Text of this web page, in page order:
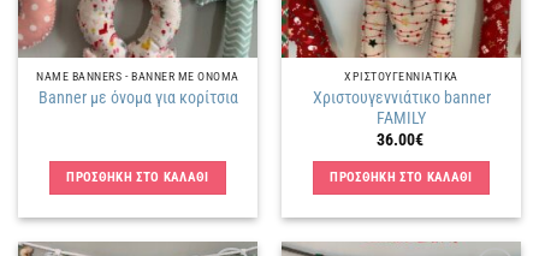
NAME BANNERS - BANNER ΜΕ ΟΝΟΜΑ
Banner με όνομα για κορίτσια
ΠΡΟΣΘΗΚΗ ΣΤΟ ΚΑΛΑΘΙ
ΧΡΙΣΤΟΥΓΕΝΝΙΑΤΙΚΑ
Χριστουγεννιάτικο banner
FAMILY
36.00€
ΠΡΟΣΘΗΚΗ ΣΤΟ ΚΑΛΑΘΙ